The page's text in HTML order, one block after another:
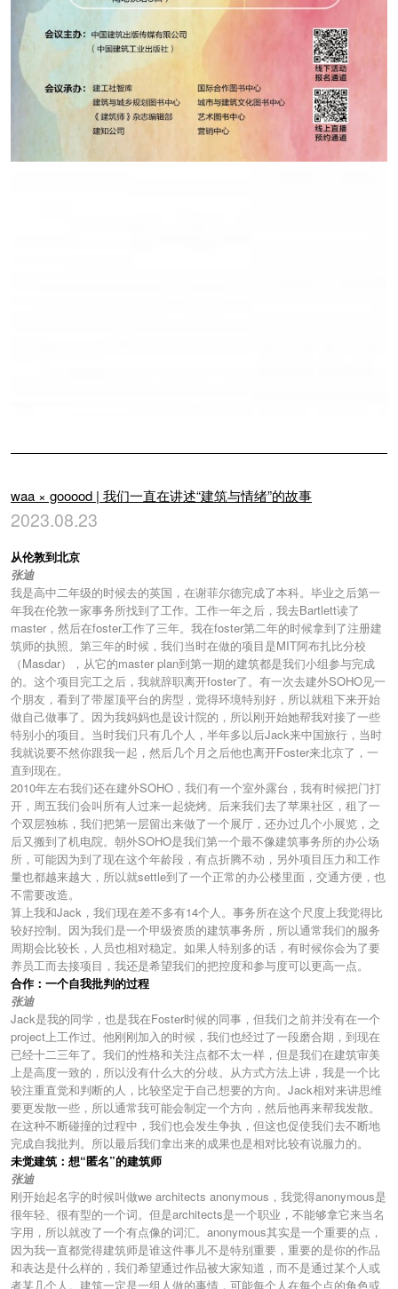
waa × gooood | 我们一直在讲述“建筑与情绪”的故事
2023.08.23
从伦敦到北京
张迪
我是高中二年级的时候去的英国，在谢菲尔德完成了本科。毕业之后第一
年我在伦敦一家事务所找到了工作。工作一年之后，我去Bartlett读了
master，然后在foster工作了三年。我在foster第二年的时候拿到了注册建
筑师的执照。第三年的时候，我们当时在做的项目是MIT阿布扎比分校
（Masdar），从它的master plan到第一期的建筑都是我们小组参与完成
的。这个项目完工之后，我就辞职离开foster了。有一次去建外SOHO见一
个朋友，看到了带屋顶平台的房型，觉得环境特别好，所以就租下来开始
做自己做事了。因为我妈妈也是设计院的，所以刚开始她帮我对接了一些
特别小的项目。当时我们只有几个人，半年多以后Jack来中国旅行，当时
我就说要不然你跟我一起，然后几个月之后他也离开Foster来北京了，一
直到现在。
2010年左右我们还在建外SOHO，我们有一个室外露台，我有时候把门打
开，周五我们会叫所有人过来一起烧烤。后来我们去了苹果社区，租了一
个双层独栋，我们把第一层留出来做了一个展厅，还办过几个小展览，之
后又搬到了机电院。朝外SOHO是我们第一个最不像建筑事务所的办公场
所，可能因为到了现在这个年龄段，有点折腾不动，另外项目压力和工作
量也都越来越大，所以就settle到了一个正常的办公楼里面，交通方便，也
不需要改造。
算上我和Jack，我们现在差不多有14个人。事务所在这个尺度上我觉得比
较好控制。因为我们是一个甲级资质的建筑事务所，所以通常我们的服务
周期会比较长，人员也相对稳定。如果人特别多的话，有时候你会为了要
养员工而去接项目，我还是希望我们的把控度和参与度可以更高一点。
合作：一个自我批判的过程
张迪
Jack是我的同学，也是我在Foster时候的同事，但我们之前并没有在一个
project上工作过。他刚刚加入的时候，我们也经过了一段磨合期，到现在
已经十二三年了。我们的性格和关注点都不太一样，但是我们在建筑审美
上是高度一致的，所以没有什么大的分歧。从方式方法上讲，我是一个比
较注重直觉和判断的人，比较坚定于自己想要的方向。Jack相对来讲思维
要更发散一些，所以通常我可能会制定一个方向，然后他再来帮我发散。
在这种不断碰撞的过程中，我们也会发生争执，但这也促使我们去不断地
完成自我批判。所以最后我们拿出来的成果也是相对比较有说服力的。
未觉建筑：想“匿名”的建筑师
张迪
刚开始起名字的时候叫做we architects anonymous，我觉得anonymous是
很年轻、很有型的一个词。但是architects是一个职业，不能够拿它来当名
字用，所以就改了一个有点像的词汇。anonymous其实是一个重要的点，
因为我一直都觉得建筑师是谁这件事儿不是特别重要，重要的是你的作品
和表达是什么样的，我们希望通过作品被大家知道，而不是通过某个人或
者某几个人。建筑一定是一组人做的事情，可能每个人在每个点的角色或